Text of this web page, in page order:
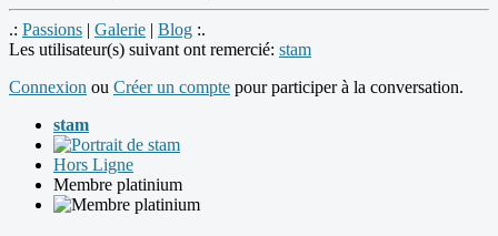
.: Passions | Galerie | Blog :.
Les utilisateur(s) suivant ont remercié: stam
Connexion ou Créer un compte pour participer à la conversation.
stam
Hors Ligne
Membre platinium